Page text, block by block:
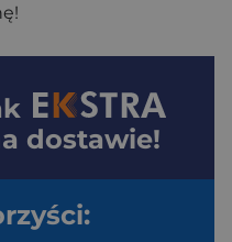
dostawie!